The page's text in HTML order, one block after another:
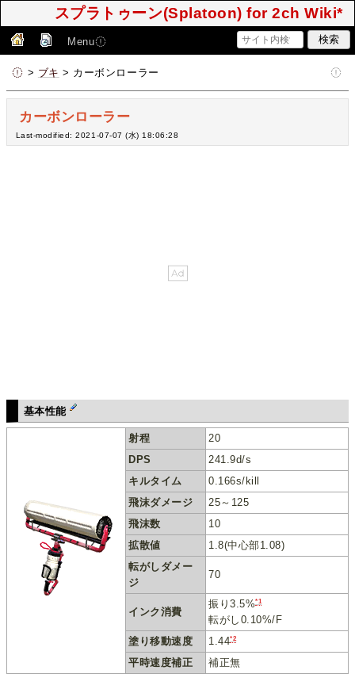
スプラトゥーン(Splatoon) for 2ch Wiki*
Menu
> ブキ > カーボンローラー
カーボンローラー
Last-modified: 2021-07-07 (水) 18:06:28
基本性能
射程
20
DPS
241.9d/s
キルタイム
0.166s/kill
飛沫ダメージ
25～125
飛沫数
10
拡散値
1.8(中心部1.08)
転がしダメー
ジ
70
インク消費
振り3.5%*1
転がし0.10%/F
塗り移動速度
1.44*2
平時速度補正 補正無